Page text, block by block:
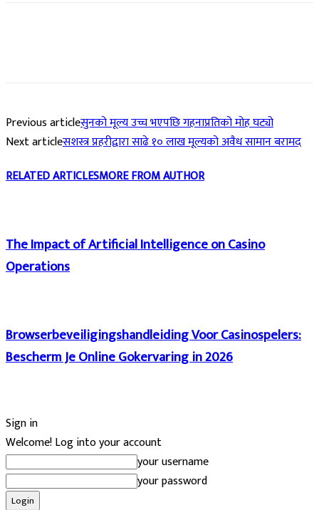
Previous articleसुनको मूल्य उच्च भएपछि गहनाप्रतिको मोह घट्यो
Next articleसशस्त्र प्रहरीद्वारा साढे १० लाख मूल्यको अवैध सामान बरामद
RELATED ARTICLESMORE FROM AUTHOR
The Impact of Artificial Intelligence on Casino
Operations
Browserbeveiligingshandleiding Voor Casinospelers:
Bescherm Je Online Gokervaring in 2026
Sign in
Welcome! Log into your account
your username
your password